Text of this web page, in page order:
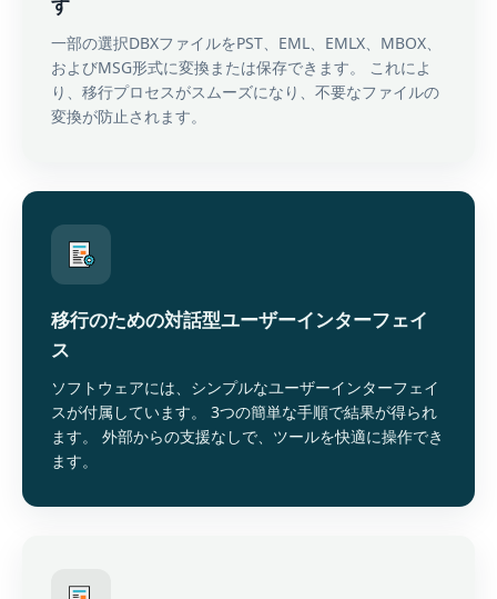
一部の選択DBXファイルをPST、EML、EMLX、MBOX、
およびMSG形式に変換または保存できます。 これによ
り、移行プロセスがスムーズになり、不要なファイルの
変換が防止されます。
移行のための対話型ユーザーインターフェイ
ス
ソフトウェアには、シンプルなユーザーインターフェイ
スが付属しています。 3つの簡単な手順で結果が得られ
ます。 外部からの支援なしで、ツールを快適に操作でき
ます。